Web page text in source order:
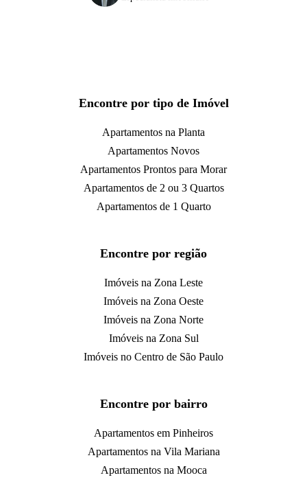
Encontre por tipo de Imóvel
Apartamentos na Planta
Apartamentos Novos
Apartamentos Prontos para Morar
Apartamentos de 2 ou 3 Quartos
Apartamentos de 1 Quarto
Encontre por região
Imóveis na Zona Leste
Imóveis na Zona Oeste
Imóveis na Zona Norte
Imóveis na Zona Sul
Imóveis no Centro de São Paulo
Encontre por bairro
Apartamentos em Pinheiros
Apartamentos na Vila Mariana
Apartamentos na Mooca